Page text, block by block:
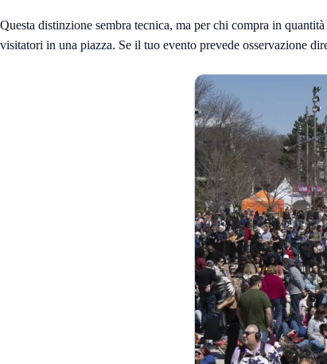
Questa distinzione sembra tecnica, ma per chi compra in
visitatori in una piazza. Se il tuo evento prevede osservazione